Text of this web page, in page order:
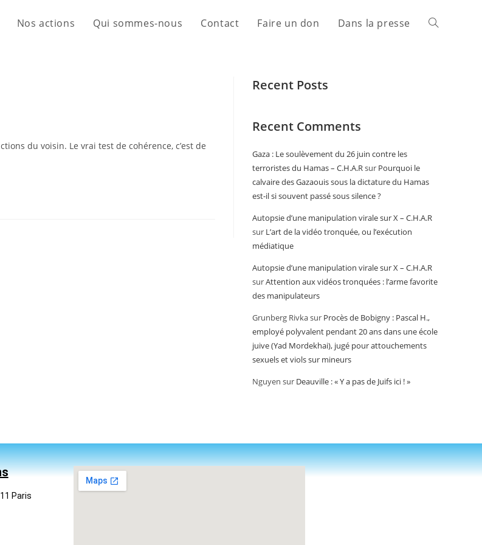
Nos actions Qui sommes-nous Contact Faire un don Dans la presse
du voisin. Le vrai test de cohérence, c’est de
Recent Posts
Recent Comments
Gaza : Le soulèvement du 26 juin contre les
terroristes du Hamas – C.H.A.Rsur Pourquoi le
calvaire des Gazaouis sous la dictature du Hamas
est-il si souvent passé sous silence ?
Autopsie d’une manipulation virale sur X – C.H.A.R
sur L’art de la vidéo tronquée, ou l’exécution
médiatique
Autopsie d’une manipulation virale sur X – C.H.A.R
surAttention aux vidéos tronquées : l’arme favorite
des manipulateurs
Grunberg Rivkasur Procès de Bobigny : Pascal H.,
employé polyvalent pendant 20 ans dans une école
juive (Yad Mordekhai), jugé pour attouchements
sexuels et viols sur mineurs
Nguyen sur Deauville : « Y a pas de Juifs ici ! »
Paris